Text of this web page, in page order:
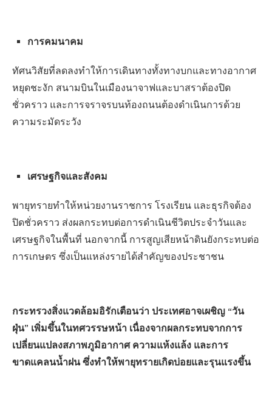
การคมนาคม
ทัศนวิสัยที่ลดลงทำให้การเดินทางทั้งทางบกและทางอากาศ
หยุดชะงัก สนามบินในเมืองนาจาฟและบาสราต้องปิด
ชั่วคราว และการจราจรบนท้องถนนต้องดำเนินการด้วย
ความระมัดระวัง
เศรษฐกิจและสังคม
พายุทรายทำให้หน่วยงานราชการ โรงเรียน และธุรกิจต้อง
ปิดชั่วคราว ส่งผลกระทบต่อการดำเนินชีวิตประจำวันและ
เศรษฐกิจในพื้นที่ นอกจากนี้ การสูญเสียหน้าดินยังกระทบต่อ
การเกษตร ซึ่งเป็นแหล่งรายได้สำคัญของประชาชน
กระทรวงสิ่งแวดล้อมอิรักเตือนว่า ประเทศอาจเผชิญ “วัน
ฝุ่น” เพิ่มขึ้นในทศวรรษหน้า เนื่องจากผลกระทบจากการ
เปลี่ยนแปลงสภาพภูมิอากาศ ความแห้งแล้ง และการ
ขาดแคลนน้ำฝน ซึ่งทำให้พายุทรายเกิดบ่อยและรุนแรงขึ้น